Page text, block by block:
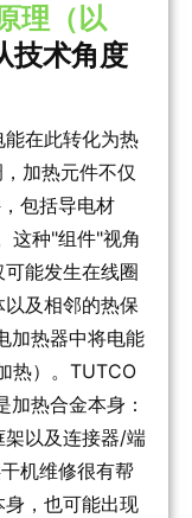
理（以
技术角度
在此转化为热
加热元件不仅
包括导电材
这种"组件"视角
能发生在线圈
及相邻的热保
加热器中将电能
热）。TUTCO
加热合金本身：
架以及连接器/端
机维修很有帮
，也可能出现